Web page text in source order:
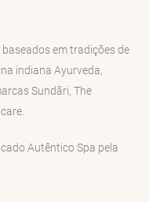
em tradições de
indiana Ayurveda,
Sundãri, The
Autêntico Spa pela